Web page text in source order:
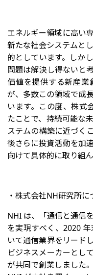
エネルギー領域に高い
新たな社会システムと
的としています。しか
問題は解決し得ないと
価値を提供する新産
が、多数この領域で成
います。この度、株式
たことで、持続可能な
ステムの構築に近づく
後さらに投資活動を加
向けて具体的に取り組ん
・株式会社NH研究所に
NHI は、「通信と通信
を実現すべく、2020
いて通信業界をリード
ビジネスメーカーとし
が共同で創業しました